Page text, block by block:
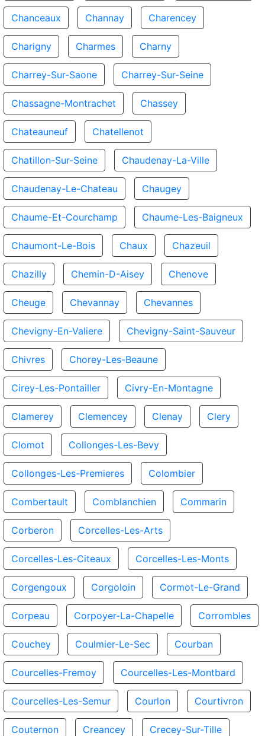
Chanceaux Channay Charencey
Charigny Charmes Charny
Charrey-Sur-Saone Charrey-Sur-Seine
Chassagne-Montrachet Chassey
Chateauneuf Chatellenot
Chatillon-Sur-Seine Chaudenay-La-Ville
Chaudenay-Le-Chateau Chaugey
Chaume-Et-Courchamp Chaume-Les-Baigneux
Chaumont-Le-Bois Chaux Chazeuil
Chazilly Chemin-D-Aisey Chenove
Cheuge Chevannay Chevannes
Chevigny-En-Valiere Chevigny-Saint-Sauveur
Chivres Chorey-Les-Beaune
Cirey-Les-Pontailler Civry-En-Montagne
Clamerey Clemencey Clenay Clery
Clomot Collonges-Les-Bevy
Collonges-Les-Premieres Colombier
Combertault Comblanchien Commarin
Corberon Corcelles-Les-Arts
Corcelles-Les-Citeaux Corcelles-Les-Monts
Corgengoux Corgoloin Cormot-Le-Grand
Corpeau Corpoyer-La-Chapelle Corrombles
Couchey Coulmier-Le-Sec Courban
Courcelles-Fremoy Courcelles-Les-Montbard
Courcelles-Les-Semur Courlon Courtivron
Couternon Creancey Crecey-Sur-Tille